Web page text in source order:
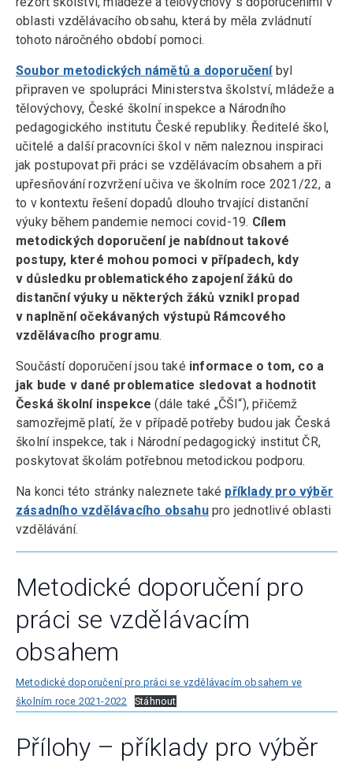
oblasti vzdělávacího obsahu, která by měla zvládnutí
tohoto náročného období pomoci.
Soubor metodických námětů a doporučeníbyl
připraven ve spolupráci Ministerstva školství, mládeže a
tělovýchovy, České školní inspekce a Národního
pedagogického institutu České republiky. Ředitelé škol,
učitelé a další pracovníci škol v něm naleznou inspiraci
jak postupovat při práci se vzdělávacím obsahem a při
upřesňování rozvržení učiva ve školním roce 2021/22, a
to v kontextu řešení dopadů dlouho trvající distanční
výuky během pandemie nemoci covid-19. Cílem
metodických doporučení je nabídnout takové
postupy, které mohou pomoci v případech, kdy
v důsledku problematického zapojení žáků do
distanční výuky u některých žáků vznikl propad
v naplnění očekávaných výstupů Rámcového
vzdělávacího programu.
Součástí doporučení jsou také informace o tom, co a
jak bude v dané problematice sledovat a hodnotit
Česká školní inspekce(dále také „ČŠI“), přičemž
samozřejmě platí, že v případě potřeby budou jak Česká
školní inspekce, tak i Národní pedagogický institut ČR,
poskytovat školám potřebnou metodickou podporu.
Na konci této stránky naleznete také příklady pro výběr
zásadního vzdělávacího obsahupro jednotlivé oblasti
vzdělávání.
Metodické doporučení pro
práci se vzdělávacím
obsahem
Metodické doporučení pro práci se vzdělávacím obsahem ve
školním roce 2021-2022
Stáhnout
Přílohy – příklady pro výběr